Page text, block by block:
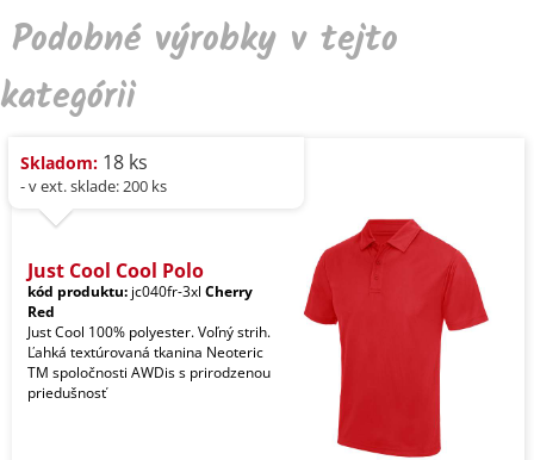
Podobné výrobky v tejto
kategórii
Skladom: 18 ks
- v ext. sklade: 200 ks
Just Cool Cool Polo
kód produktu: jc040fr-3xl Cherry
Red
Just Cool 100% polyester. Voľný strih.
Ľahká textúrovaná tkanina Neoteric
TM spoločnosti AWDis s prirodzenou
priedušnosť